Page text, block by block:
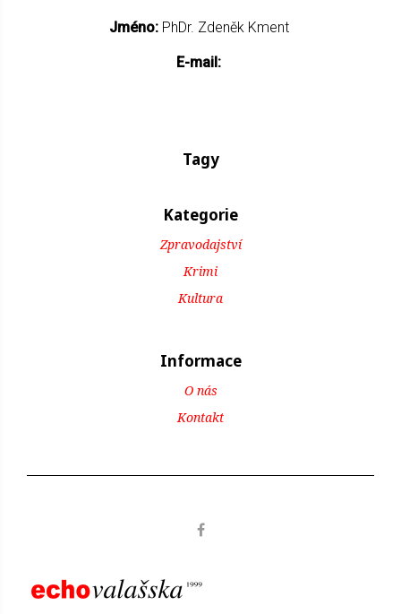
Jméno: PhDr. Zdeněk Kment
E-mail:
Tagy
Kategorie
Zpravodajství
Krimi
Kultura
Informace
O nás
Kontakt